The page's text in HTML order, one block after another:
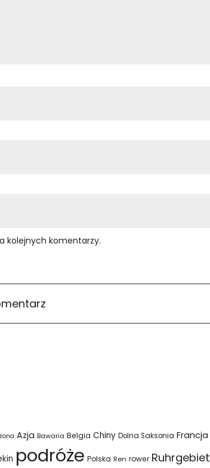
kolejnych komentarzy.
Azja Bawaria Belgia Chiny Dolna Saksonia Francja
podróże Polska Ren rower Ruhrgebiet